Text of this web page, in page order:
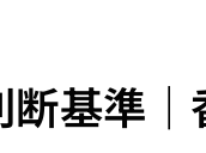
基準｜